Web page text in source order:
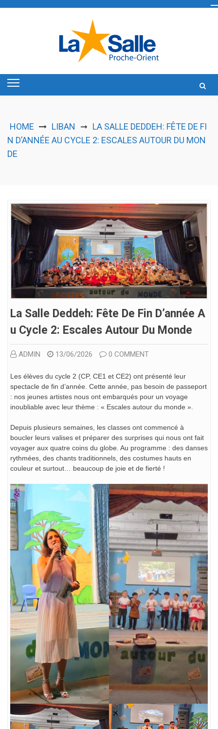
HOME LIBAN ➞ LA SALLE DEDDEH: FÊTE DE FI
N D’ANNÉE AU CYCLE 2: ESCALES AUTOUR DU MON
DE
La Salle Deddeh: Fête De Fin D’année A
U Cycle 2: Escales Autour Du Monde
ADMIN 13/06/2026 0 COMMENT
Les élèves du cycle 2 (CP, CE1 et CE2) ont présenté leur
spectacle de fin d’année. Cette année, pas besoin de passeport
: nos jeunes artistes nous ont embarqués pour un voyage
inoubliable avec leur thème : « Escales autour du monde ».
​Depuis plusieurs semaines, les classes ont commencé à
boucler leurs valises et préparer des surprises qui nous ont fait
voyager aux quatre coins du globe. Au programme : des danses
rythmées, des chants traditionnels, des costumes hauts en
couleur et surtout… beaucoup de joie et de fierté !